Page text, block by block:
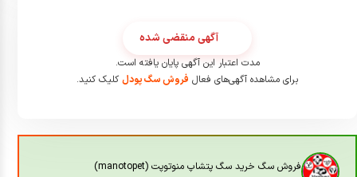
آگهی منقضی شده
مدت اعتبار این آگهی پایان یافته است.
برای مشاهده آگهی‌های فعال فروش سگ پودلکلیک کنید.
فروش سگ خرید سگ پتشاپ منوتوپت (manotopet)